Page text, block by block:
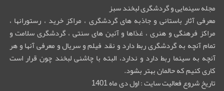
مجله سینمایی و گردشگری لبخند سبز
معرفی آثار باستانی و جاذبه های گردشگری ، مراکز خرید ، رستورانها ،
مراکز فرهنگی و هنری ، غذاها و آئین های سنتی ، گردشگری سلامت و
تمام آنچه به گردشگری ربط دارد و نقد فیلم و سریال و معرفی آنها و هر
آنچه به سینما ربط دارد و ندارد، البته با چاشنی لبخند چون قرار است
کاری کنیم که حالمان بهتر بشود.
تاریخ شروع فعالیت سایت : اول دی ماه 1401